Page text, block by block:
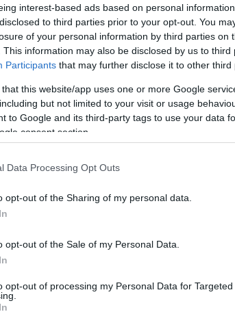
interest-based ads based on personal
to third parties prior to your opt-out. You
of your personal information by third parties on
This information may also be disclosed by us to third
Participants that may further disclose it to other third
that this website/app uses one or more Google
but not limited to your visit or usage
to Google and its third-party tags to use your data
consent section.
Data Processing Opt Outs
opt-out of the Sharing of my personal data.
opt-out of the Sale of my Personal Data.
opt-out of processing my Personal Data for Targeted
NÉLKÜL
NYERŐSZÁMAIT MUTATJA MEG